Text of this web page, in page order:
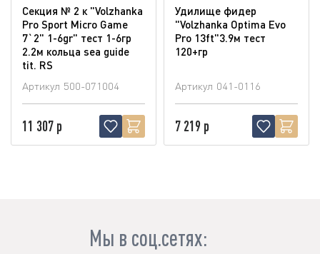
Секция № 2 к "Volzhanka
Pro Sport Micro Game
7`2" 1-6gr" тест 1-6гр
2.2м кольца sea guide
tit. RS
Артикул 500-071004
11 307 р
Удилище фидер
"Volzhanka Optima Evo
Pro 13ft"3.9м тест
120+гр
Артикул 041-0116
7 219 р
Мы в соц.сетях: